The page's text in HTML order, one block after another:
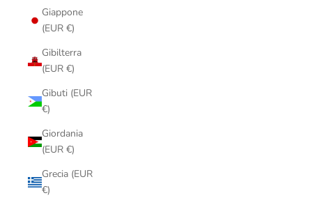
Giappone
(EUR €)
Gibilterra
(EUR €)
Gibuti (EUR
€)
Giordania
(EUR €)
Grecia (EUR
€)